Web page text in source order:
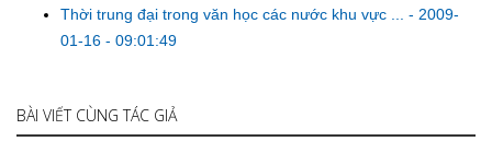
Thời trung đại trong văn học các nước khu vực ... - 2009-
01-16 - 09:01:49
BÀI VIẾT CÙNG TÁC GIẢ